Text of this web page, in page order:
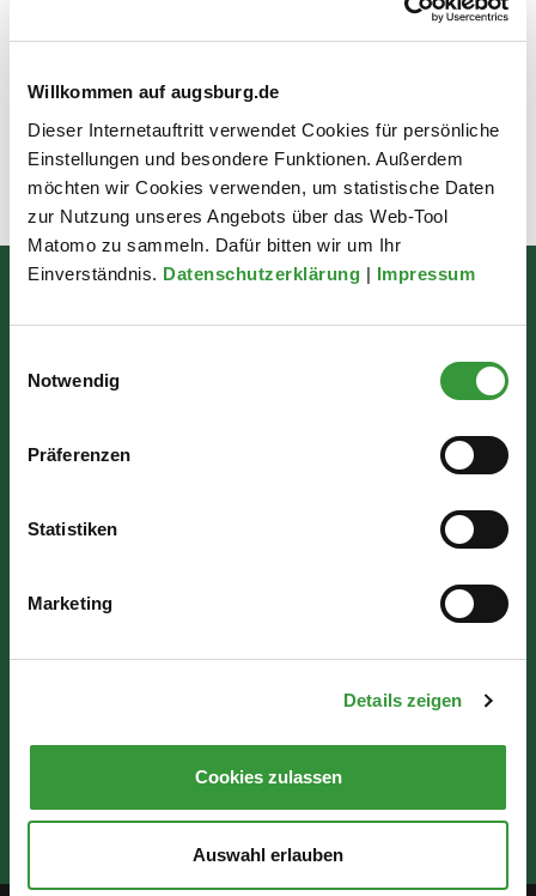
Willkommen auf augsburg.de
Dieser Internetauftritt verwendet Cookies für persönliche
Einstellungen und besondere Funktionen. Außerdem
möchten wir Cookies verwenden, um statistische Daten
zur Nutzung unseres Angebots über das Web-Tool
Matomo zu sammeln. Dafür bitten wir um Ihr
Einverständnis. Datenschutzerklärung | Impressum
Notwendig
Präferenzen
Statistiken
Marketing
Details zeigen
Cookies zulassen
Auswahl erlauben
Zuletzt aktualisiert am: 17.06.2026
Mo - Mi: 07:30 - 16:30 Uhr
Fr: 07:30 - 12:00 Uhr